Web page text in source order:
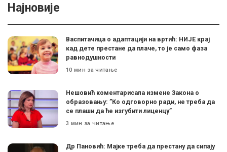
Најновије
Васпитачица о адаптацији на вртић: НИЈЕ крај
кад дете престане да плаче, то је само фаза
равнодушности
10 мин за читање
Нешовић коментарисала измене Закона о
образовању: ”Ко одговорно ради, не треба да
се плаши да ће изгубити лиценцу”
3 мин за читање
Др Пановић: Мајке треба да престану да сипају